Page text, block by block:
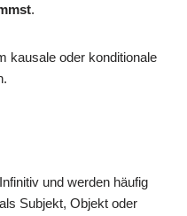
.
kausale oder konditionale
und werden häufig
Subjekt, Objekt oder